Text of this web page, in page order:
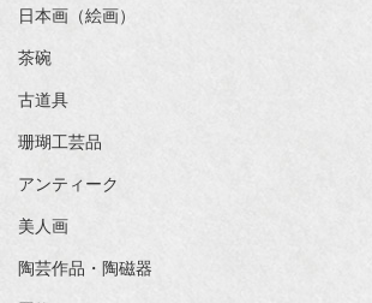
日本画（絵画）
茶碗
古道具
珊瑚工芸品
アンティーク
美人画
陶芸作品・陶磁器